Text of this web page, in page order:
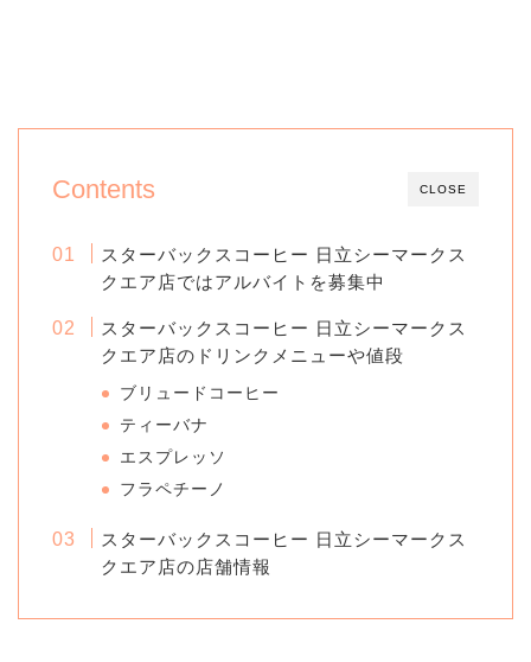
CLOSE
Contents
スターバックスコーヒー 日立シーマークス
クエア店ではアルバイトを募集中
スターバックスコーヒー 日立シーマークス
クエア店のドリンクメニューや値段
ブリュードコーヒー
ティーバナ
エスプレッソ
フラペチーノ
スターバックスコーヒー 日立シーマークス
クエア店の店舗情報